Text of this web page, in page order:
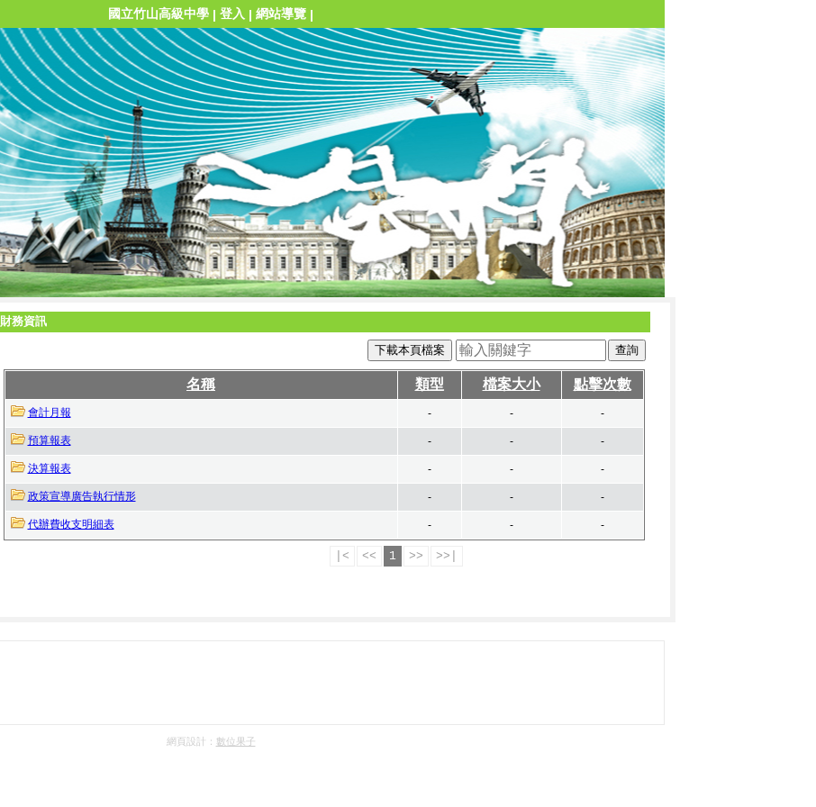
國立竹山高級中學 | 登入 | 網站導覽 |
財務資訊
下載本頁檔案
名稱 類型 檔案大小 點擊次數
會計月報 - - -
預算報表 - - -
決算報表 - - -
政策宣導廣告執行情形 - - -
代辦費收支明細表 - - -
|< << 1 >> >>|
網頁設計： 數位果子